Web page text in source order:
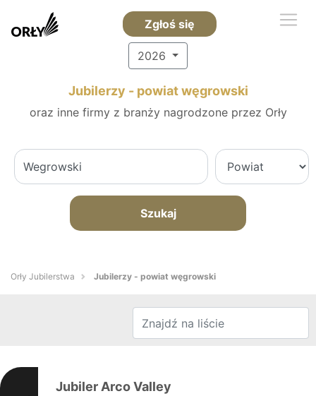
Zgłoś się
2026
Jubilerzy - powiat węgrowski
oraz inne firmy z branży nagrodzone przez Orły
Szukaj
Orły Jubilerstwa Jubilerzy - powiat węgrowski
Jubiler Arco Valley